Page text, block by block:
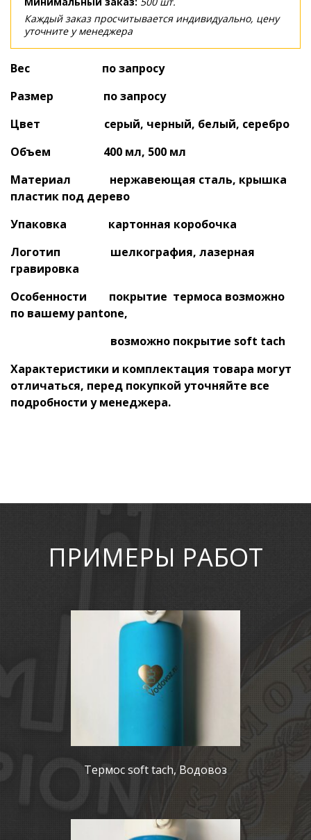
Каждый заказ просчитывается индивидуально, цену
уточните у менеджера
Вес по запросу
Размер по запросу
Цвет серый, черный, белый, серебро
Объем 400 мл, 500 мл
Материал нержавеющая сталь, крышка
пластик под дерево
Упаковка картонная коробочка
Логотип шелкография, лазерная
гравировка
Особенности покрытие термоса возможно
по вашему pantone,
возможно покрытие soft tach
Характеристики и комплектация товара могут
отличаться, перед покупкой уточняйте все
подробности у менеджера.
ПРИМЕРЫ РАБОТ
Термос soft tach, Водовоз